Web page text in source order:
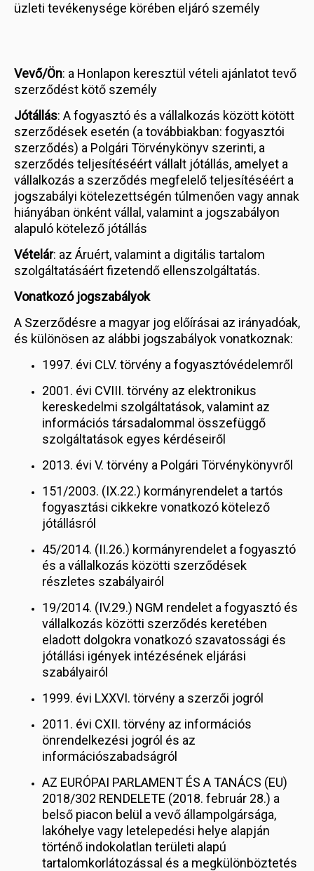
üzleti tevékenysége körében eljáró személy
Vevő/Ön: a Honlapon keresztül vételi ajánlatot tevő
szerződést kötő személy
Jótállás: A fogyasztó és a vállalkozás között kötött
szerződések esetén (a továbbiakban: fogyasztói
szerződés) a Polgári Törvénykönyv szerinti, a
szerződés teljesítéséért vállalt jótállás, amelyet a
vállalkozás a szerződés megfelelő teljesítéséért a
jogszabályi kötelezettségén túlmenően vagy annak
hiányában önként vállal, valamint a jogszabályon
alapuló kötelező jótállás
Vételár: az Áruért, valamint a digitális tartalom
szolgáltatásáért fizetendő ellenszolgáltatás.
Vonatkozó jogszabályok
A Szerződésre a magyar jog előírásai az irányadóak,
és különösen az alábbi jogszabályok vonatkoznak:
1997. évi CLV. törvény a fogyasztóvédelemről
2001. évi CVIII. törvény az elektronikus
kereskedelmi szolgáltatások, valamint az
információs társadalommal összefüggő
szolgáltatások egyes kérdéseiről
2013. évi V. törvény a Polgári Törvénykönyvről
151/2003. (IX.22.) kormányrendelet a tartós
fogyasztási cikkekre vonatkozó kötelező
jótállásról
45/2014. (II.26.) kormányrendelet a fogyasztó
és a vállalkozás közötti szerződések
részletes szabályairól
19/2014. (IV.29.) NGM rendelet a fogyasztó és
vállalkozás közötti szerződés keretében
eladott dolgokra vonatkozó szavatossági és
jótállási igények intézésének eljárási
szabályairól
1999. évi LXXVI. törvény a szerzői jogról
2011. évi CXII. törvény az információs
önrendelkezési jogról és az
információszabadságról
AZ EURÓPAI PARLAMENT ÉS A TANÁCS (EU)
2018/302 RENDELETE (2018. február 28.) a
belső piacon belül a vevő állampolgársága,
lakóhelye vagy letelepedési helye alapján
történő indokolatlan területi alapú
tartalomkorlátozással és a megkülönböztetés